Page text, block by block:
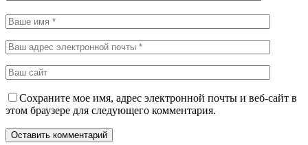
Сохраните мое имя, адрес электронной почты и веб-сайт в
этом браузере для следующего комментария.